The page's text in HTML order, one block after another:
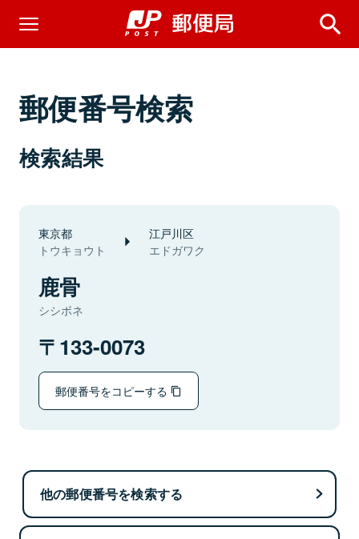
郵便番号検索
検索結果
東京都
トウキョウト
江戸川区
エドガワク
鹿骨
シシボネ
133-0073
郵便番号をコピーする
他の郵便番号を検索する